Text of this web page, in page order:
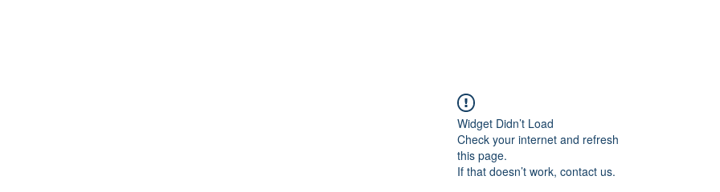
Widget Didn’t Load
Check your internet and refresh
this page.
If that doesn’t work, contact us.